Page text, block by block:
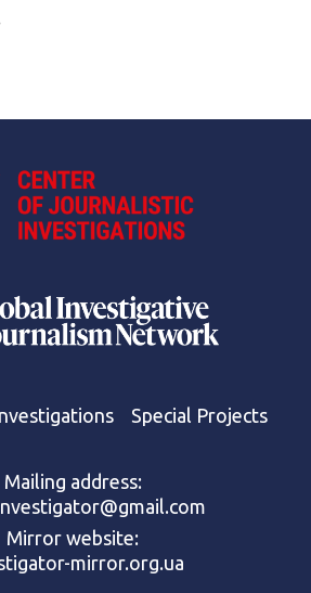
Special Projects
Mailing address:
Mirror website:
mirror.org.ua